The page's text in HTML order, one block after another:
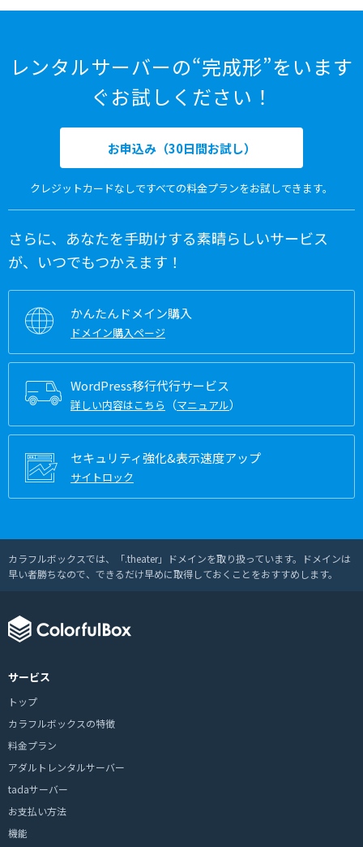
レンタルサーバーの“完成形”をいます
ぐお試しください！
お申込み（30日間お試し）
クレジットカードなしですべての料金プランをお試しできます。
さらに、あなたを手助けする素晴らしいサービス
が、いつでもつかえます！
かんたんドメイン購入
ドメイン購入ページ
WordPress移行代行サービス
詳しい内容はこちら （マニュアル）
セキュリティ強化&表示速度アップ
サイトロック
カラフルボックスでは、「.theater」ドメインを取り扱っています。ドメインは
早い者勝ちなので、できるだけ早めに取得しておくことをおすすめします。
サービス
トップ
カラフルボックスの特徴
料金プラン
アダルトレンタルサーバー
tadaサーバー
お支払い方法
機能